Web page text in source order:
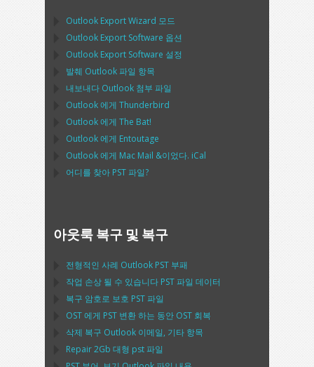
Outlook Export Wizard 모드
Outlook Export Software 옵션
Outlook Export Software 설정
발췌 Outlook파일 항목
내보내다 Outlook 첨부 파일
Outlook에게 Thunderbird
Outlook에게 The Bat!
Outlook에게 Entoutage
Outlook에게 Mac Mail &이었다. iCal
어디를 찾아 PST파일?
아웃룩 복구 및 복구
전형적인 사례 Outlook PST 부패
작업 손상 될 수 있습니다 PST파일 데이터
복구 암호로 보호 PST파일
OST에게 PST 변환 하는 동안 OST 회복
삭제 복구 Outlook 이메일, 기타 항목
Repair2Gb 대형 pst파일